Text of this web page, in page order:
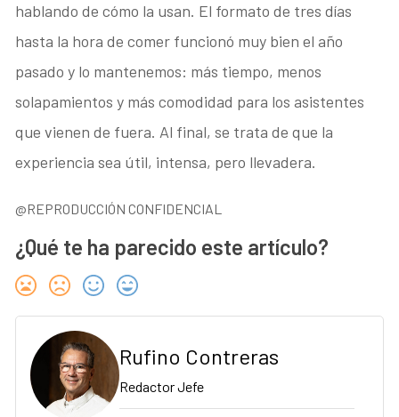
hablando de cómo la usan. El formato de tres días
hasta la hora de comer funcionó muy bien el año
pasado y lo mantenemos: más tiempo, menos
solapamientos y más comodidad para los asistentes
que vienen de fuera. Al final, se trata de que la
experiencia sea útil, intensa, pero llevadera.
@REPRODUCCIÓN CONFIDENCIAL
¿Qué te ha parecido este artículo?
Rufino Contreras
Redactor Jefe